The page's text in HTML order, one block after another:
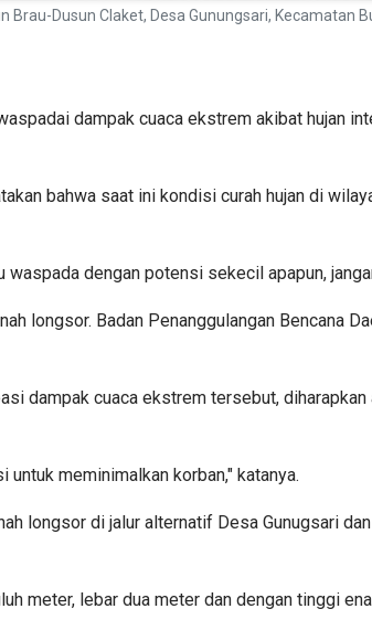
Dusun Claket, Desa Gunungsari, Kecamatan
dampak cuaca ekstrem akibat hujan
bahwa saat ini kondisi curah hujan di
dengan potensi sekecil apapun,
longsor. Badan Penanggulangan Bencana
dampak cuaca ekstrem tersebut,
meminimalkan korban," katanya.
longsor di jalur alternatif Desa Gunugsari
meter, lebar dua meter dan dengan tinggi